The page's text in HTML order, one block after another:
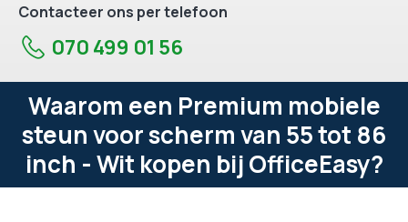
Contacteer ons per telefoon
070 499 01 56
Waarom een Premium mobiele
steun voor scherm van 55 tot 86
inch - Wit kopen bij OfficeEasy?